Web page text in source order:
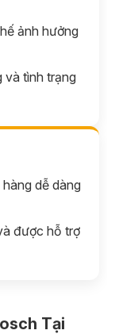
ảnh hưởng
và tình trạng
dễ dàng
được hỗ trợ
Tại